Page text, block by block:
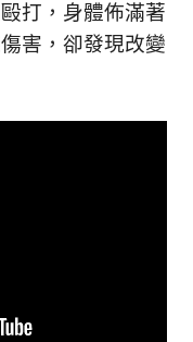
打，身體佈滿著
害，卻發現改變